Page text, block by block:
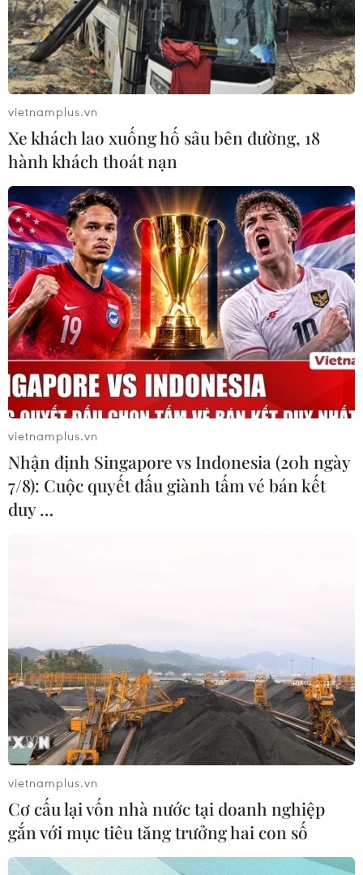
Những lầm tưởng về đầu tư của Trung
Quốc tại châu Phi
02/10/2020 03:07
Trang mạng Clingendael Spectator của Hà Lan mới đây
đăng bài viết cho rằng hoạt động kinh tế của Trung
Quốc tại châu Phi không tệ hơn các hoạt động của Mỹ
hoặc châu Âu ở châu lục này.
vietnamplus.vn
Xe khách lao xuống hố sâu bên đường, 18
hành khách thoát nạn
vietnamplus.vn
Nhận định Singapore vs Indonesia (20h ngày
7/8): Cuộc quyết đấu giành tấm vé bán kết
duy …
vietnamplus.vn
Cơ cấu lại vốn nhà nước tại doanh nghiệp
gắn với mục tiêu tăng trưởng hai con số